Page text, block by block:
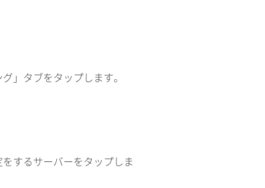
」タブをタップします。
するサーバーをタップしま